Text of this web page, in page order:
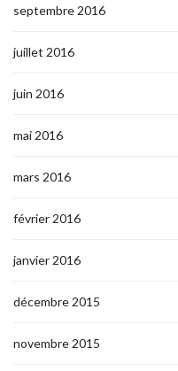
septembre 2016
juillet 2016
juin 2016
mai 2016
mars 2016
février 2016
janvier 2016
décembre 2015
novembre 2015